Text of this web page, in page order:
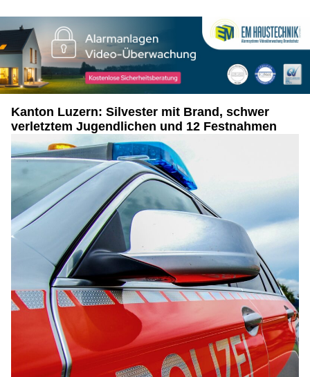
Kanton Luzern: Silvester mit Brand, schwer
verletztem Jugendlichen und 12 Festnahmen